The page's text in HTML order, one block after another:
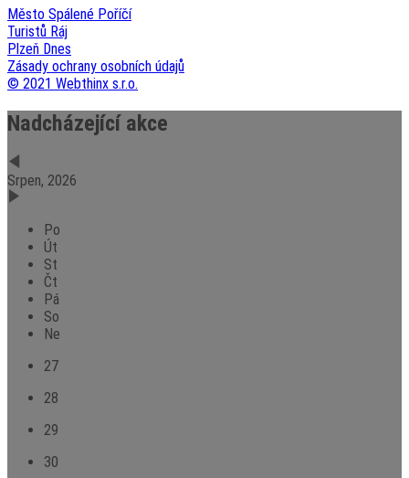
Město Spálené Poříčí
Turistů Ráj
Plzeň Dnes
Zásady ochrany osobních údajů
© 2021 Webthinx s.r.o.
Nadcházející akce
Srpen, 2026
Po
Út
St
Čt
Pá
So
Ne
27
28
29
30